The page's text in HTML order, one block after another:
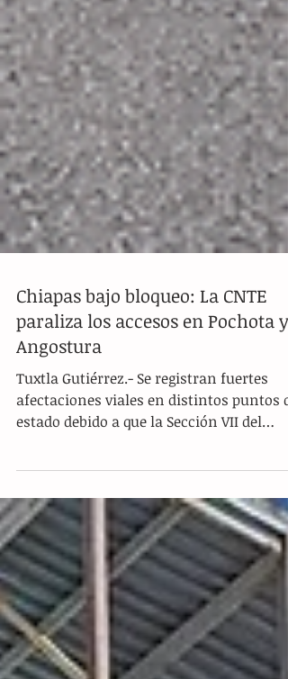
Chiapas bajo bloqueo: La CNTE
paraliza los accesos en Pochota y
Angostura
Tuxtla Gutiérrez.- Se registran fuertes
activos en el marco de su huelga
Tal como lo estipula la orden de
distribución interna de la organización
plasmada en la imagen_2bf3c1.jpg, los
contingentes de maestros comenzaron el
cierre de vialidades a partir de las 09:00
horas de este viernes 19 de junio de 2026.
La movilización civil, que se deriva de